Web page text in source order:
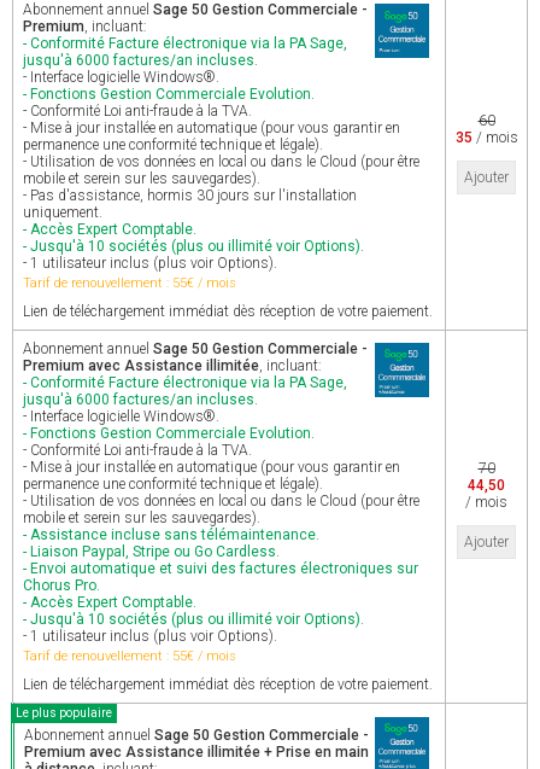
Abonnement annuel Sage 50 Gestion Commerciale -
Premium, incluant:
- Conformité Facture électronique via la PA Sage,
jusqu'à 6000 factures/an incluses.
- Interface logicielle Windows®.
- Fonctions Gestion Commerciale Evolution.
- Conformité Loi anti-fraude à la TVA.
- Mise à jour installée en automatique (pour vous garantir en
permanence une conformité technique et légale).
- Utilisation de vos données en local ou dans le Cloud (pour être
mobile et serein sur les sauvegardes).
- Pas d'assistance, hormis 30 jours sur l'installation
uniquement.
- Accès Expert Comptable.
- Jusqu'à 10 sociétés (plus ou illimité voir Options).
- 1 utilisateur inclus (plus voir Options).
Tarif de renouvellement : 55€ / mois
Lien de téléchargement immédiat dès réception de votre paiement.
60
35 / mois
Ajouter
Abonnement annuel Sage 50 Gestion Commerciale -
Premium avec Assistance illimitée, incluant:
- Conformité Facture électronique via la PA Sage,
jusqu'à 6000 factures/an incluses.
- Interface logicielle Windows®.
- Fonctions Gestion Commerciale Evolution.
- Conformité Loi anti-fraude à la TVA.
- Mise à jour installée en automatique (pour vous garantir en
permanence une conformité technique et légale).
- Utilisation de vos données en local ou dans le Cloud (pour être
mobile et serein sur les sauvegardes).
- Assistance incluse sans télémaintenance.
- Liaison Paypal, Stripe ou Go Cardless.
- Envoi automatique et suivi des factures électroniques sur
Chorus Pro.
- Accès Expert Comptable.
- Jusqu'à 10 sociétés (plus ou illimité voir Options).
- 1 utilisateur inclus (plus voir Options).
Tarif de renouvellement : 55€ / mois
Lien de téléchargement immédiat dès réception de votre paiement.
70
44,50
/ mois
Ajouter
Le plus populaire
Abonnement annuel Sage 50 Gestion Commerciale -
Premium avec Assistance illimitée + Prise en main